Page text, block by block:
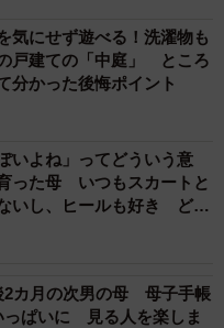
気にせず遊べる！洗濯物も
戸建ての「中庭」 ところ
分かった後悔ポイント
いよね」ってどういう意
った母 いつもスカートと
いし、ヒールも好き どの
2カ月の次男の母 母子手帳
っぱいに 見る人を楽しま